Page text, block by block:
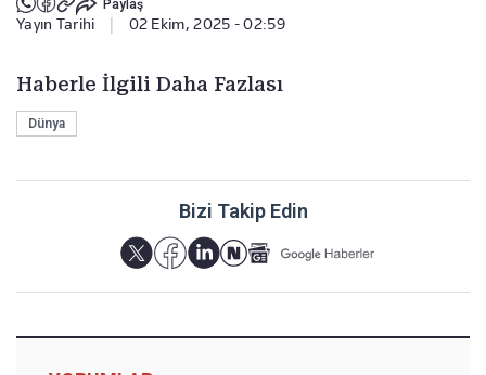
Paylaş
Yayın Tarihi 02 Ekim, 2025 - 02:59
Haberle İlgili Daha Fazlası
Dünya
Bizi Takip Edin